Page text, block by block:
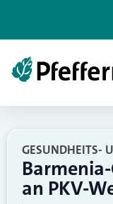
GESUNDHEITS-
an PKV-